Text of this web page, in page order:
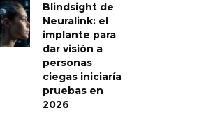
Blindsight de
Neuralink: el
implante para
dar visión a
personas
ciegas iniciaría
pruebas en
2026